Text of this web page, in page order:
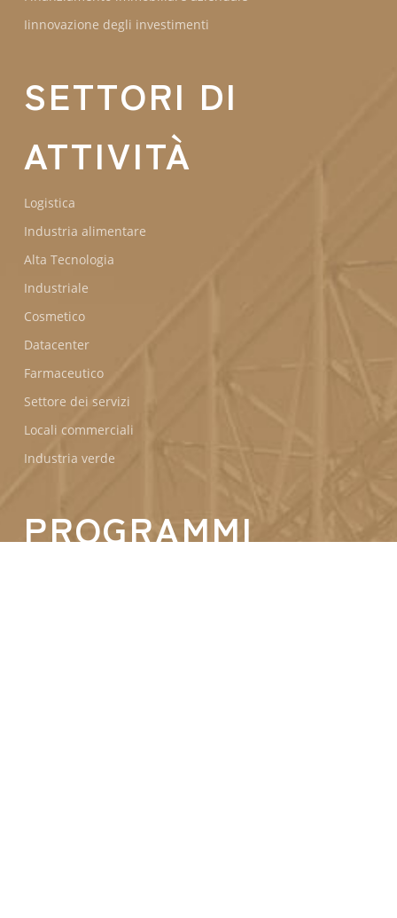
Iinnovazione degli investimenti
SETTORI DI
ATTIVITÀ
Logistica
Industria alimentare
Alta Tecnologia
Industriale
Cosmetico
Datacenter
Farmaceutico
Settore dei servizi
Locali commerciali
Industria verde
PROGRAMMI